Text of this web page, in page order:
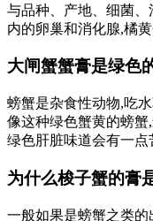
与品种、产地、细菌
内的卵巢和消化腺,橘
大闸蟹蟹膏是绿色
螃蟹是杂食性动物,吃
像这种绿色蟹黄的螃
绿色肝脏味道会有一点
为什么梭子蟹的膏
一般如果是螃蟹之类